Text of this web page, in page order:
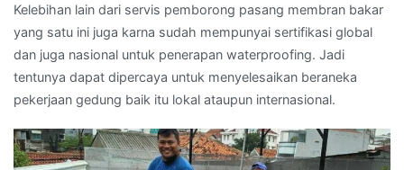
Kelebihan lain dari servis pemborong pasang membran bakar
yang satu ini juga karna sudah mempunyai sertifikasi global
dan juga nasional untuk penerapan waterproofing. Jadi
tentunya dapat dipercaya untuk menyelesaikan beraneka
pekerjaan gedung baik itu lokal ataupun internasional.